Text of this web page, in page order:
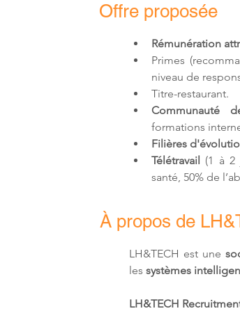
Offre proposée
Rémunération
Primes
niveau de
Titre-restaurant.
Communauté
formations
Filières d'
Télétravail (1 à 2
santé, 50% de
À propos de
LH&TECH est une
les systèmes
LH&TECH